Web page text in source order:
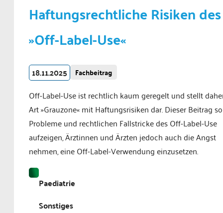
Haftungsrechtliche Risiken des
»Off-Label-Use«
18.11.2025 Fachbeitrag
Off-Label-Use ist rechtlich kaum geregelt und stellt
Art »Grauzone« mit Haftungsrisiken dar. Dieser Beitrag
Probleme und rechtlichen Fallstricke des Off-Label-Use
aufzeigen, Ärztinnen und Ärzten jedoch auch die Angst
nehmen, eine Off-Label-Verwendung einzusetzen.
Paediatrie
Sonstiges